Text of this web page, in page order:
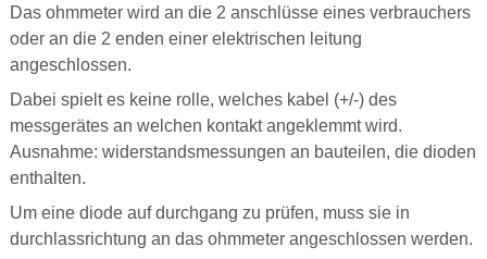
Das ohmmeter wird an die 2 anschlüsse eines verbrauchers
oder an die 2 enden einer elektrischen leitung
angeschlossen.
Dabei spielt es keine rolle, welches kabel (+/-) des
messgerätes an welchen kontakt angeklemmt wird.
Ausnahme: widerstandsmessungen an bauteilen, die dioden
enthalten.
Um eine diode auf durchgang zu prüfen, muss sie in
durchlassrichtung an das ohmmeter angeschlossen werden.